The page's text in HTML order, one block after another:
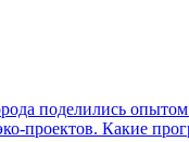
поделились
проектов. Какие